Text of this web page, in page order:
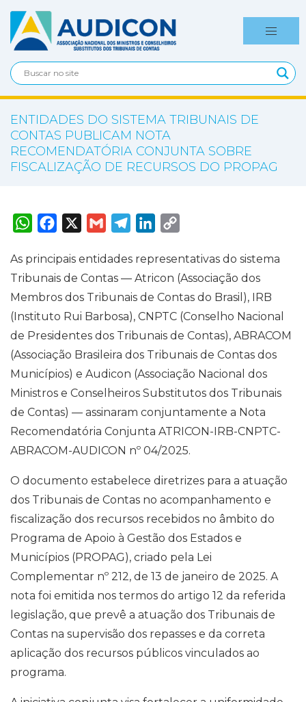
ENTIDADES DO SISTEMA TRIBUNAIS DE
CONTAS PUBLICAM NOTA
RECOMENDATÓRIA CONJUNTA SOBRE
FISCALIZAÇÃO DE RECURSOS DO PROPAG
W
h
s
A
p
p
F
a
b
o
o
k
X
G
m
l
T
e
g
a
m
L
e
d
I
n
L
i
n
k
As principais entidades representativas do sistema
Tribunais de Contas — Atricon (Associação dos
Membros dos Tribunais de Contas do Brasil), IRB
(Instituto Rui Barbosa), CNPTC (Conselho Nacional
de Presidentes dos Tribunais de Contas), ABRACOM
(Associação Brasileira dos Tribunais de Contas dos
Municípios) e Audicon (Associação Nacional dos
Ministros e Conselheiros Substitutos dos Tribunais
de Contas) — assinaram conjuntamente a Nota
Recomendatória Conjunta ATRICON-IRB-CNPTC-
ABRACOM-AUDICON nº 04/2025.
O documento estabelece diretrizes para a atuação
dos Tribunais de Contas no acompanhamento e
fiscalização dos recursos recebidos no âmbito do
Programa de Apoio à Gestão dos Estados e
Municípios (PROPAG), criado pela Lei
Complementar nº 212, de 13 de janeiro de 2025. A
nota foi emitida nos termos do artigo 12 da referida
legislação, que prevê a atuação dos Tribunais de
Contas na supervisão dos repasses e da correta
aplicação dos recursos públicos vinculados ao
programa.